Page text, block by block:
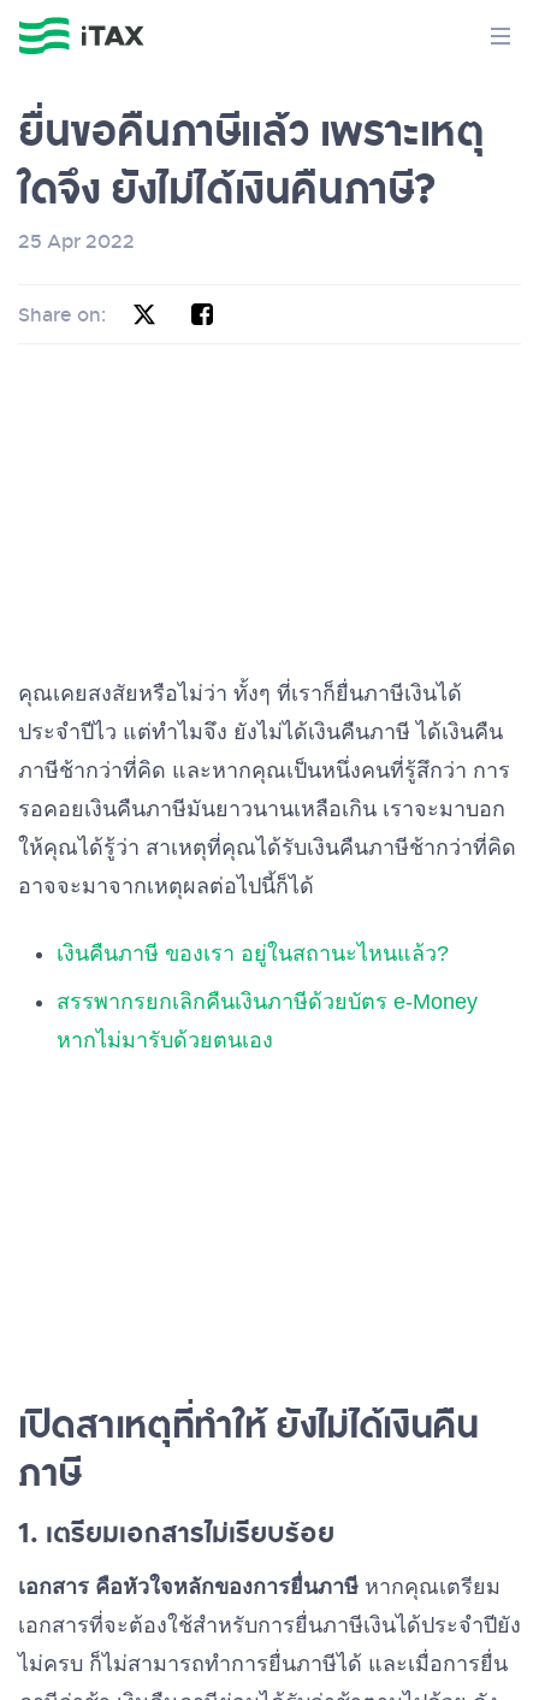
ยื่นขอคืนภาษีแล้ว เพราะเหตุ
ใดจึง ยังไม่ได้เงินคืนภาษี?
25 Apr 2022
Share on:
คุณเคยสงสัยหรือไม่ว่า ทั้งๆ ที่เราก็ยื่นภาษีเงินได้
ประจำปีไว แต่ทำไมจึง ยังไม่ได้เงินคืนภาษี ได้เงินคืน
ภาษีช้ากว่าที่คิด และหากคุณเป็นหนึ่งคนที่รู้สึกว่า การ
รอคอยเงินคืนภาษีมันยาวนานเหลือเกิน เราจะมาบอก
ให้คุณได้รู้ว่า สาเหตุที่คุณได้รับเงินคืนภาษีช้ากว่าที่คิด
อาจจะมาจากเหตุผลต่อไปนี้ก็ได้
เงินคืนภาษี ของเรา อยู่ในสถานะไหนแล้ว?
สรรพากรยกเลิกคืนเงินภาษีด้วยบัตร e-Money
หากไม่มารับด้วยตนเอง
เปิดสาเหตุที่ทำให้ ยังไม่ได้เงินคืน
ภาษี
1. เตรียมเอกสารไม่เรียบร้อย
เอกสาร คือหัวใจหลักของการยื่นภาษี หากคุณเตรียม
เอกสารที่จะต้องใช้สำหรับการยื่นภาษีเงินได้ประจำปียัง
ไม่ครบ ก็ไม่สามารถทำการยื่นภาษีได้ และเมื่อการยื่น